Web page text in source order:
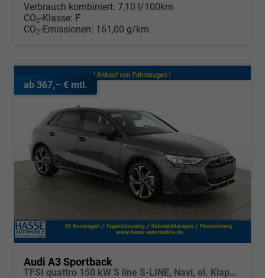
Verbrauch kombiniert: 7,10 l/100km
CO2-Klasse: F
CO2-Emissionen: 161,00 g/km
ab 367,– € mtl.
Audi A3 Sportback
TFSI quattro 150 kW S line S-LINE, Navi, el. Klappe, Sound, Winter, 18-Zoll, 3-J. Garantie